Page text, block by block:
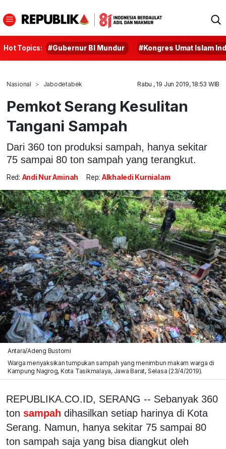
Hot Topics: #Gubernur BI Mundur #Kongres Umat Islam
Nasional Jabodetabek Rabu , 19 Jun 2019, 18:53 WIB
Pemkot Serang Kesulitan
Tangani Sampah
Dari 360 ton produksi sampah, hanya sekitar
75 sampai 80 ton sampah yang terangkut.
Red: Andi Nur Aminah Rep: Alkhaledi Kurnialam
Antara/Adeng Bustomi
Warga menyaksikan tumpukan sampah yang menimbun makam warga di
Kampung Nagrog, Kota Tasikmalaya, Jawa Barat, Selasa (23/4/2019).
REPUBLIKA.CO.ID, SERANG -- Sebanyak 360
ton sampah dihasilkan setiap harinya di Kota
Serang. Namun, hanya sekitar 75 sampai 80
ton sampah saja yang bisa diangkut oleh